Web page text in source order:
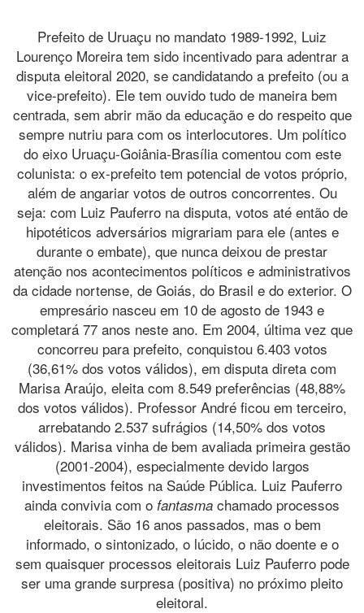
Prefeito de Uruaçu no mandato 1989-1992, Luiz
Lourenço Moreira tem sido incentivado para adentrar a
disputa eleitoral 2020, se candidatando a prefeito (ou a
vice-prefeito). Ele tem ouvido tudo de maneira bem
centrada, sem abrir mão da educação e do respeito que
sempre nutriu para com os interlocutores. Um político
do eixo Uruaçu-Goiânia-Brasília comentou com este
colunista: o ex-prefeito tem potencial de votos próprio,
além de angariar votos de outros concorrentes. Ou
seja: com Luiz Pauferro na disputa, votos até então de
hipotéticos adversários migrariam para ele (antes e
durante o embate), que nunca deixou de prestar
atenção nos acontecimentos políticos e administrativos
da cidade nortense, de Goiás, do Brasil e do exterior. O
empresário nasceu em 10 de agosto de 1943 e
completará 77 anos neste ano. Em 2004, última vez que
concorreu para prefeito, conquistou 6.403 votos
(36,61% dos votos válidos), em disputa direta com
Marisa Araújo, eleita com 8.549 preferências (48,88%
dos votos válidos). Professor André ficou em terceiro,
arrebatando 2.537 sufrágios (14,50% dos votos
válidos). Marisa vinha de bem avaliada primeira gestão
(2001-2004), especialmente devido largos
investimentos feitos na Saúde Pública. Luiz Pauferro
ainda convivia com o fantasma chamado processos
eleitorais. São 16 anos passados, mas o bem
informado, o sintonizado, o lúcido, o não doente e o
sem quaisquer processos eleitorais Luiz Pauferro pode
ser uma grande surpresa (positiva) no próximo pleito
eleitoral.